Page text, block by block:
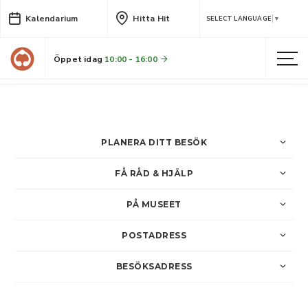
Kalendarium Hitta Hit SELECT LANGUAGE ▼
Öppet idag 10:00 - 16:00
ForskarLAN
LÄS MER
PLANERA DITT BESÖK
FÅ RÅD & HJÄLP
PÅ MUSEET
POSTADRESS
BESÖKSADRESS